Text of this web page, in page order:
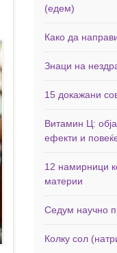
(едем)
Како да
Знаци на
15 докажани
Витамин Ц:
ефекти и
12 намирници
материи
Седум научно
Колку сол